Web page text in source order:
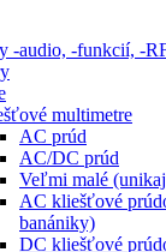
-audio, -funkcií, -
multimetre
AC prúd
AC/DC prúd
Veľmi malé
AC kliešťové
banániky)
DC kliešťové